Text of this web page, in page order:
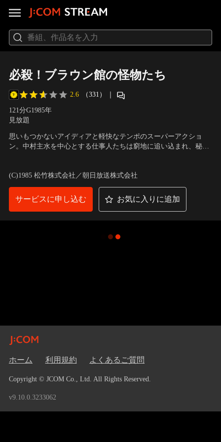
必殺！ブラウン館の怪物たち
2.6 （331） ｜
121分G1985年
見放題
思いもつかないアイディアと軽快なテンポのスーパーアクショ
ン。中村主水を中心とする仕事人たちは窮地に追い込まれ、秘
カス団と登場。
(C)1985 松竹株式会社／朝日放送株式会社
サービスに申し込む お気に入りに追加
ホーム 利用規約 よくあるご質問
Copyright © JCOM Co., Ltd. All Rights Reserved.
v9.10.0.3233062